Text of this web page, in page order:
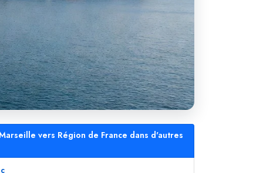
vers Région de France dans d'autres